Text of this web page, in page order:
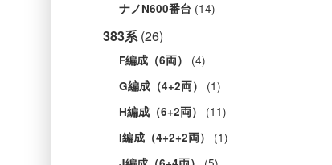
ナノN600番台 (14)
383系(26)
F編成（6両） (4)
G編成（4+2両） (1)
H編成（6+2両） (11)
I編成（4+2+2両） (1)